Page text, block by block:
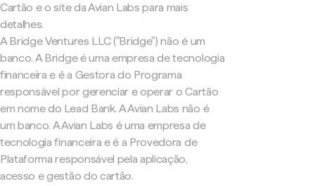
Cartão e o site da Avian Labs para mais
detalhes.
A Bridge Ventures LLC ("Bridge") não é um
banco. A Bridge é uma empresa de tecnologia
financeira e é a Gestora do Programa
responsável por gerenciar e operar o Cartão
em nome do Lead Bank. A Avian Labs não é
um banco. A Avian Labs é uma empresa de
tecnologia financeira e é a Provedora de
Plataforma responsável pela aplicação,
acesso e gestão do cartão.